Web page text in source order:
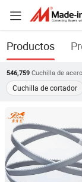
Productos
546,759 Cuchilla de acero
Cuchilla de cortador
Hangzhou
Zhejiang,